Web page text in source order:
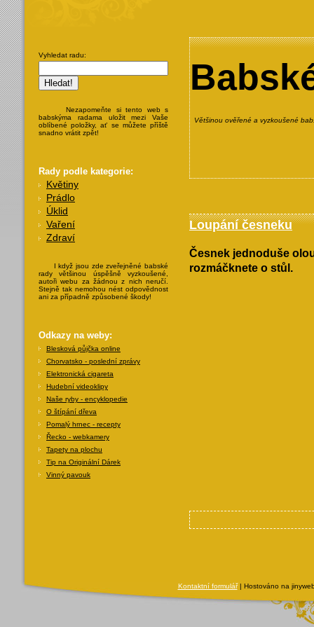
Většinou ověřené a vyzkoušené
Loupání česneku
Česnek jednoduše
rozmáčknete o stůl.
Vyhledat radu:
Nezapomeňte si tento web s
babskýma radama uložit mezi Vaše
oblíbené položky, ať se můžete příště
snadno vrátit zpět!
Rady podle kategorie:
Květiny
Prádlo
Úklid
Vaření
Zdraví
I když jsou zde zveřejněné babské
rady většinou úspěšně vyzkoušené,
autoři webu za žádnou z nich neručí.
Stejně tak nemohou nést odpovědnost
ani za případně způsobené škody!
Odkazy na weby:
Blesková půjčka online
Chorvatsko - poslední zprávy
Elektronická cigareta
Hudební videoklipy
Naše ryby - encyklopedie
O štípání dřeva
Pomalý hrnec - recepty
Řecko - webkamery
Tapety na plochu
Tip na Originální Dárek
Vinný pavouk
Kontaktní formulář| Hostováno na